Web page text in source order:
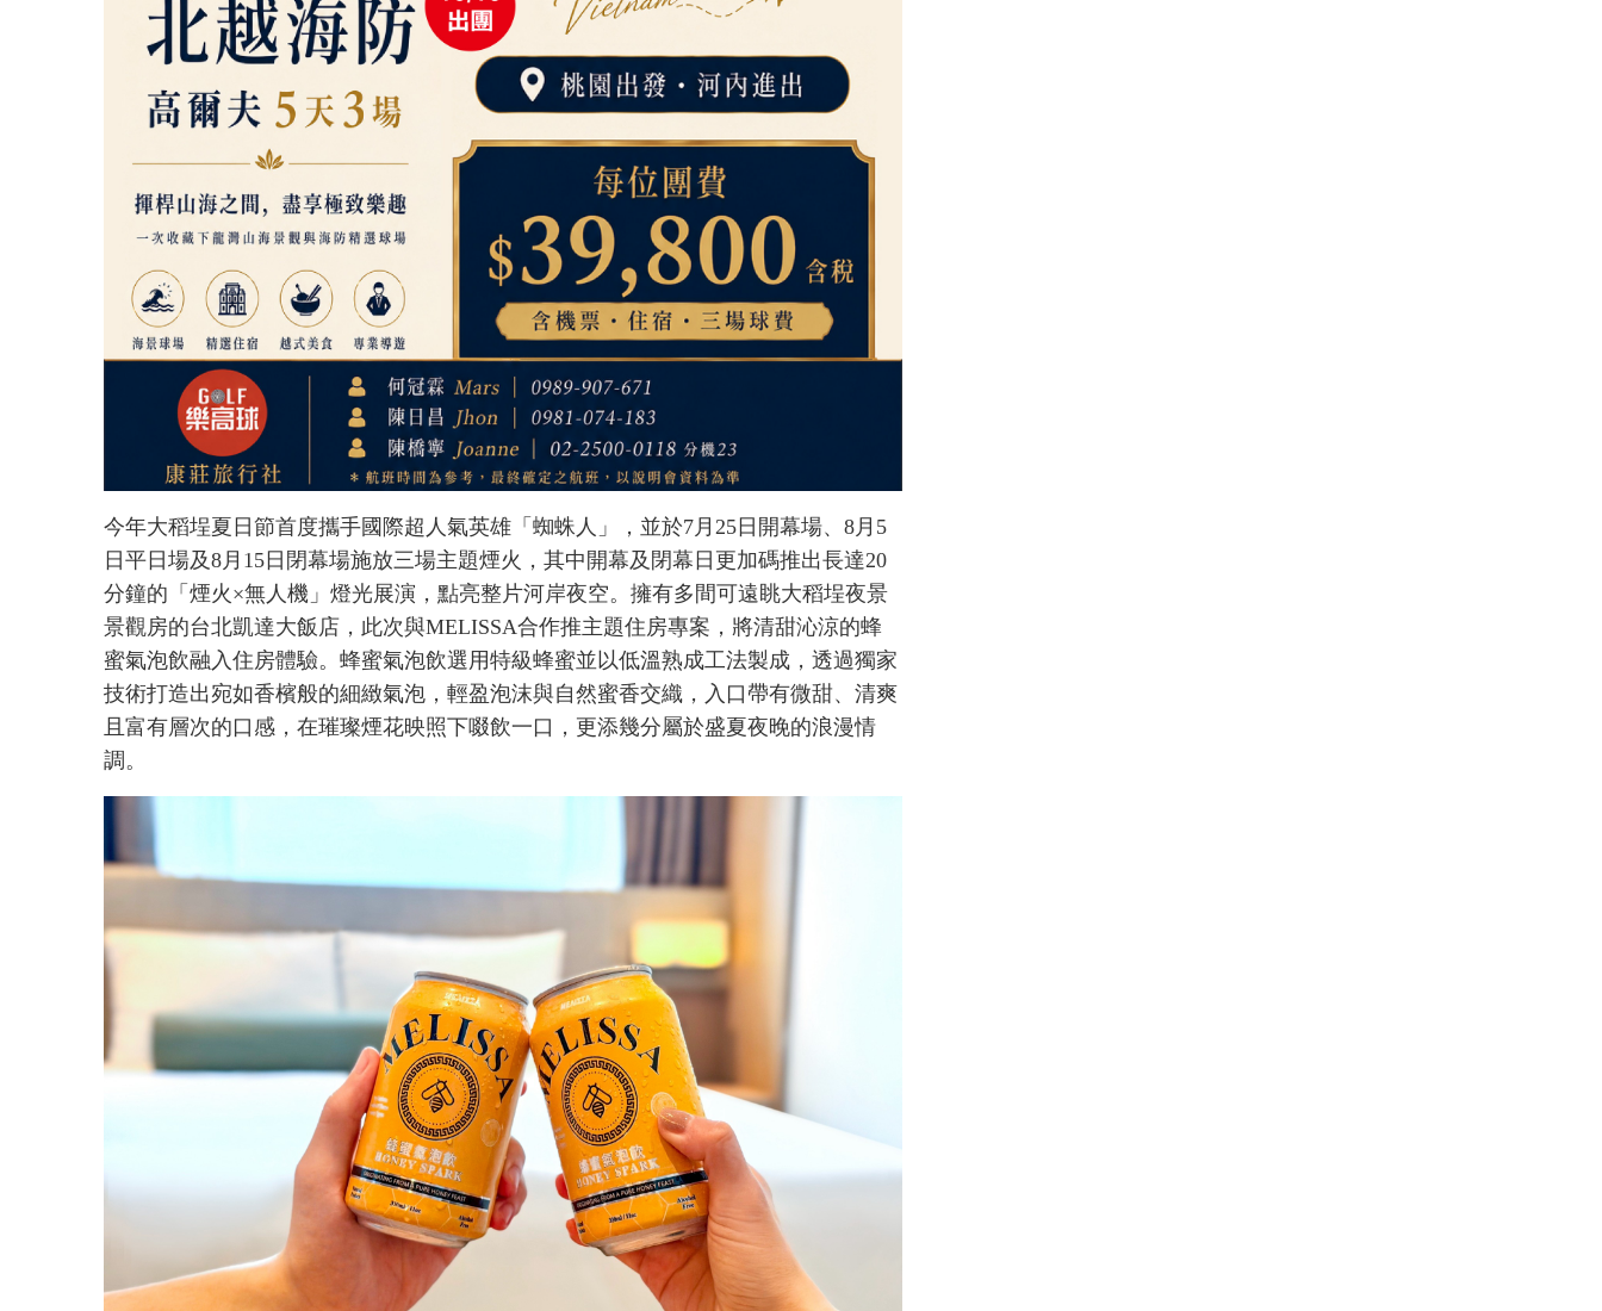
今年大稻埕夏日節首度攜手國際超人氣英雄「蜘蛛人」，並於7月25日開幕場、8月5
日平日場及8月15日閉幕場施放三場主題煙火，其中開幕及閉幕日更加碼推出長達20
分鐘的「煙火×無人機」燈光展演，點亮整片河岸夜空。擁有多間可遠眺大稻埕夜景
景觀房的台北凱達大飯店，此次與MELISSA合作推主題住房專案，將清甜沁涼的蜂
蜜氣泡飲融入住房體驗。蜂蜜氣泡飲選用特級蜂蜜並以低溫熟成工法製成，透過獨家
技術打造出宛如香檳般的細緻氣泡，輕盈泡沫與自然蜜香交織，入口帶有微甜、清爽
且富有層次的口感，在璀璨煙花映照下啜飲一口，更添幾分屬於盛夏夜晚的浪漫情
調。